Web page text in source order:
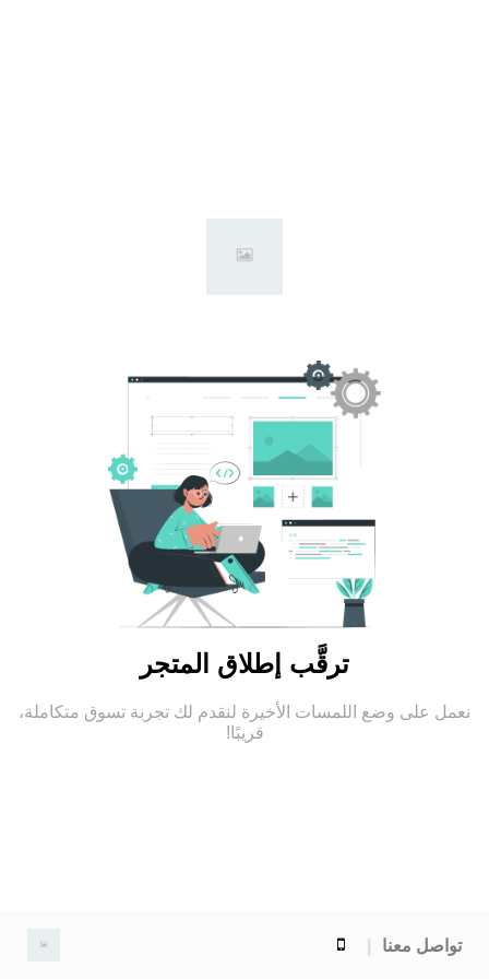
ترقَّب إطلاق المتجر
نعمل على وضع اللمسات الأخيرة لنقدم لك تجربة تسوق متكاملة،
قريبًا!
تواصل معنا